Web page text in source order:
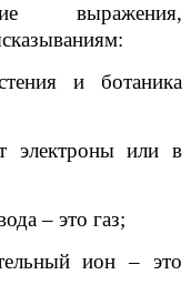
выражения,
и ботаника
электроны или в
– это газ;
ион – это